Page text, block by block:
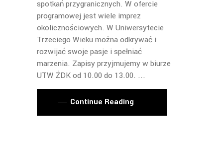
spotkań przygranicznych. W ofercie
programowej jest wiele imprez
okolicznościowych. W Uniwersytecie
Trzeciego Wieku można odkrywać i
rozwijać swoje pasje i spełniać
marzenia. Zapisy przyjmujemy w biurze
UTW ŻDK od 10.00 do 13.00.
Continue Reading